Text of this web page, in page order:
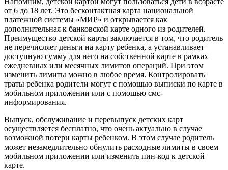
от 6 до 18 лет. Это бесконтактная карта национальной
платежной системы «МИР» и открывается как
дополнительная к банковской карте одного из родителей.
Преимущество детской карты заключается в том, что родитель
не перечисляет деньги на карту ребенка, а устанавливает
доступную сумму для него на собственной карте в рамках
ежедневных или месячных лимитов операций. При этом
изменить лимиты можно в любое время. Контролировать
траты ребенка родители могут с помощью выписки по карте в
мобильном приложении или с помощью смс-
информирования.
Выпуск, обслуживание и перевыпуск детских карт
осуществляется бесплатно, что очень актуально в случае
возможной потери карты ребенком. В этом случае родитель
может незамедлительно обнулить расходные лимиты в своем
мобильном приложении или изменить пин-код к детской
карте.